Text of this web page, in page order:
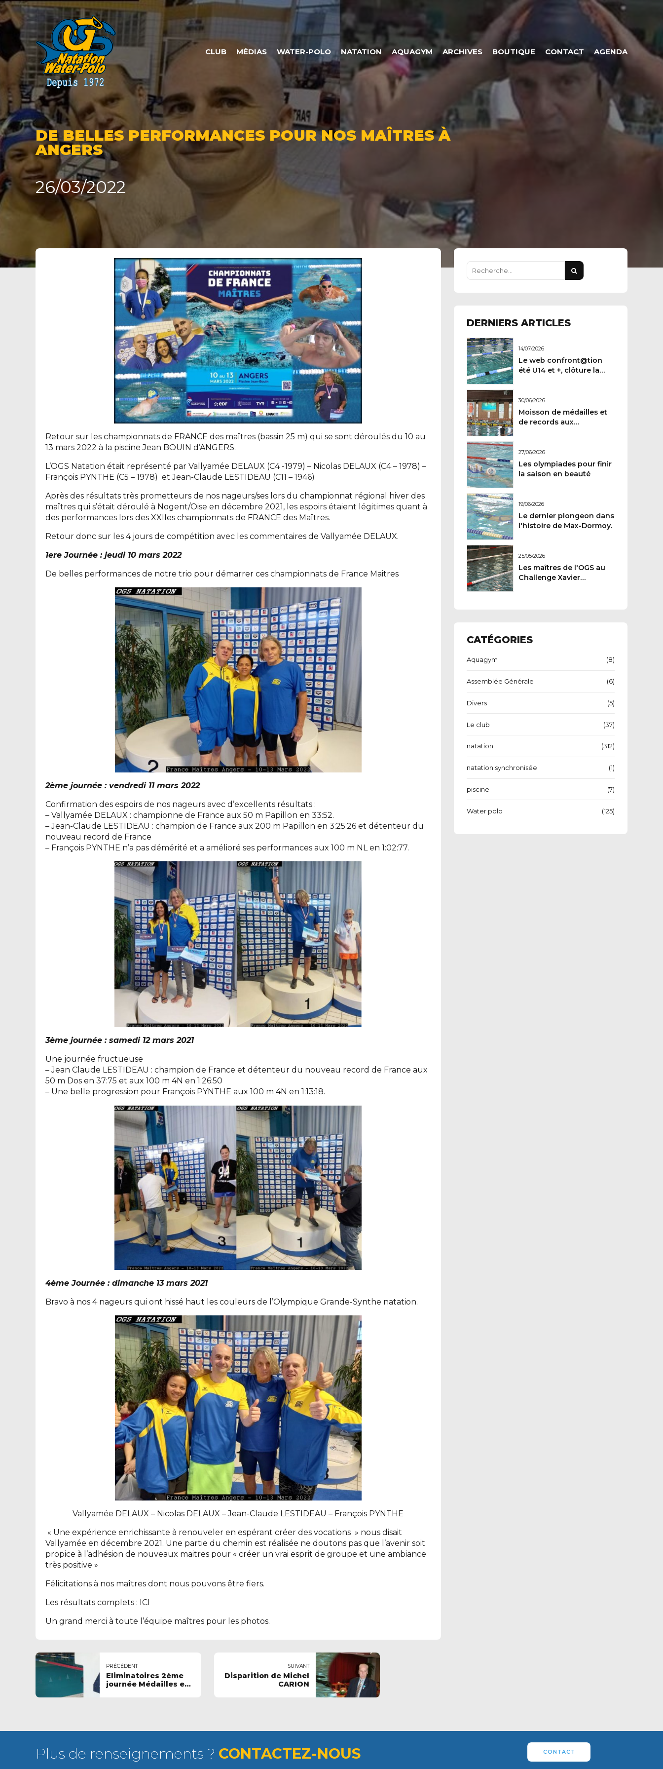
CLUB MÉDIAS WATER-POLO NATATION AQUAGYM ARCHIVES BOUTIQUE CONTACT AGENDA
DE BELLES PERFORMANCES POUR NOS MAÎTRES À
ANGERS
26/03/2022
Retour sur les championnats de FRANCE des maîtres (bassin 25 m) qui se sont déroulés du 10 au
13 mars 2022 à la piscine Jean BOUIN d’ANGERS.
L’OGS Natation était représenté par Vallyamée DELAUX (C4 -1979) – Nicolas DELAUX (C4 – 1978) –
François PYNTHE (C5 – 1978) et Jean-Claude LESTIDEAU (C11 – 1946)
Après des résultats très prometteurs de nos nageurs/ses lors du championnat régional hiver des
maîtres qui s’était déroulé à Nogent/Oise en décembre 2021, les espoirs étaient légitimes quant à
des performances lors des XXIIes championnats de FRANCE des Maîtres.
Retour donc sur les 4 jours de compétition avec les commentaires de Vallyamée DELAUX.
1ere Journée : jeudi 10 mars 2022
De belles performances de notre trio pour démarrer ces championnats de France Maitres
2ème journée : vendredi 11 mars 2022
Confirmation des espoirs de nos nageurs avec d’excellents résultats :
– Vallyamée DELAUX : championne de France aux 50 m Papillon en 33:52.
– Jean-Claude LESTIDEAU : champion de France aux 200 m Papillon en 3:25:26 et détenteur du
nouveau record de France
– François PYNTHE n’a pas démérité et a amélioré ses performances aux 100 m NL en 1:02:77.
3ème journée : samedi 12 mars 2021
Une journée fructueuse
– Jean Claude LESTIDEAU : champion de France et détenteur du nouveau record de France aux
50 m Dos en 37:75 et aux 100 m 4N en 1:26:50
– Une belle progression pour François PYNTHE aux 100 m 4N en 1:13:18.
4ème Journée : dimanche 13 mars 2021
Bravo à nos 4 nageurs qui ont hissé haut les couleurs de l’Olympique Grande-Synthe natation.
Vallyamée DELAUX – Nicolas DELAUX – Jean-Claude LESTIDEAU – François PYNTHE
« Une expérience enrichissante à renouveler en espérant créer des vocations » nous disait
Vallyamée en décembre 2021. Une partie du chemin est réalisée ne doutons pas que l’avenir soit
propice à l’adhésion de nouveaux maitres pour « créer un vrai esprit de groupe et une ambiance
très positive »
Félicitations à nos maîtres dont nous pouvons être fiers.
Les résultats complets : ICI
Un grand merci à toute l’équipe maîtres pour les photos.
PRÉCÉDENT
Eliminatoires 2ème
journée Médailles en
SUIVANT
Disparition de Michel
CARION
DERNIERS ARTICLES
14/07/2026
Le web confront@tion
été U14 et +, clôture la
30/06/2026
Moisson de médailles et
de records aux
27/06/2026
Les olympiades pour finir
la saison en beauté
19/06/2026
Le dernier plongeon dans
l'histoire de Max-Dormoy.
25/05/2026
Les maîtres de l'OGS au
Challenge Xavier
CATÉGORIES
Aquagym (8)
Assemblée Générale (6)
Divers (5)
Le club (37)
natation (312)
natation synchronisée (1)
piscine (7)
Water polo (125)
Plus de renseignements ? CONTACTEZ-NOUS CONTACT
Panneau de gestion des cookies